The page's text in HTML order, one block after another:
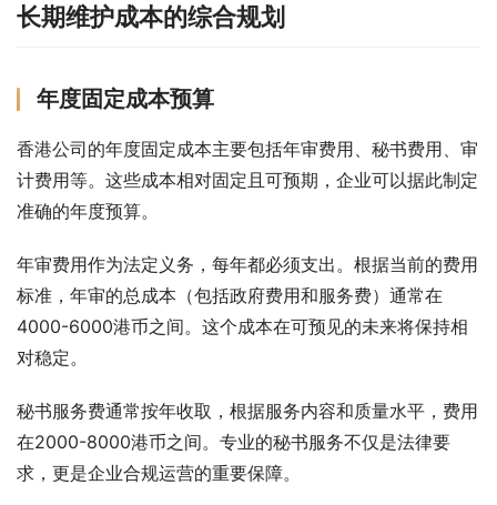
长期维护成本的综合规划
年度固定成本预算
香港公司的年度固定成本主要包括年审费用、秘书费用、审
计费用等。这些成本相对固定且可预期，企业可以据此制定
准确的年度预算。
年审费用作为法定义务，每年都必须支出。根据当前的费用
标准，年审的总成本（包括政府费用和服务费）通常在
4000-6000港币之间。这个成本在可预见的未来将保持相
对稳定。
秘书服务费通常按年收取，根据服务内容和质量水平，费用
在2000-8000港币之间。专业的秘书服务不仅是法律要
求，更是企业合规运营的重要保障。